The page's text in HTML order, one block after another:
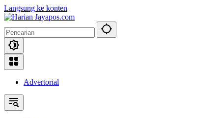
Langsung ke konten
Advertorial